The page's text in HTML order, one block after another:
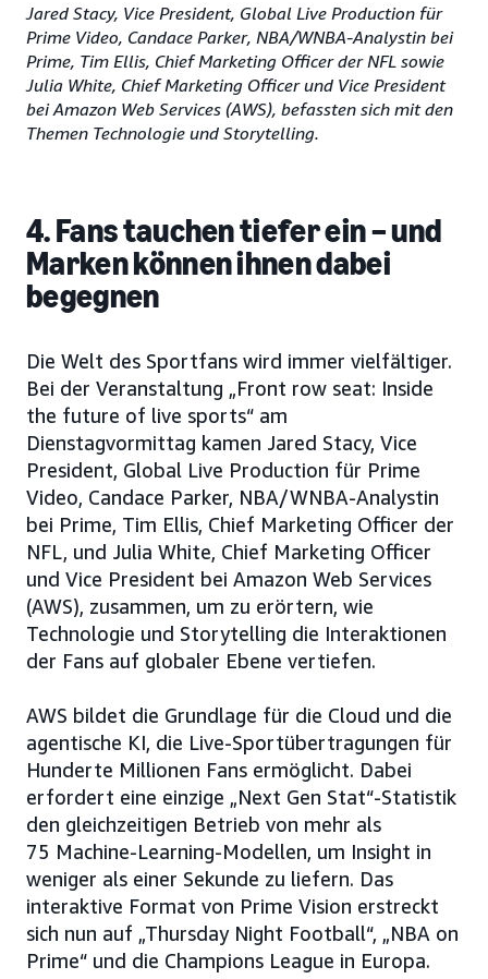
Jared Stacy, Vice President, Global Live Production für
Prime Video, Candace Parker, NBA/WNBA-Analystin bei
Prime, Tim Ellis, Chief Marketing Officer der NFL sowie
Julia White, Chief Marketing Officer und Vice President
bei Amazon Web Services (AWS), befassten sich mit den
Themen Technologie und Storytelling.
4. Fans tauchen tiefer ein – und
Marken können ihnen dabei
begegnen
Die Welt des Sportfans wird immer vielfältiger.
Bei der Veranstaltung „Front row seat: Inside
the future of live sports“ am
Dienstagvormittag kamen Jared Stacy, Vice
President, Global Live Production für Prime
Video, Candace Parker, NBA/WNBA-Analystin
bei Prime, Tim Ellis, Chief Marketing Officer der
NFL, und Julia White, Chief Marketing Officer
und Vice President bei Amazon Web Services
(AWS), zusammen, um zu erörtern, wie
Technologie und Storytelling die Interaktionen
der Fans auf globaler Ebene vertiefen.
AWS bildet die Grundlage für die Cloud und die
agentische KI, die Live-Sportübertragungen für
Hunderte Millionen Fans ermöglicht. Dabei
erfordert eine einzige „Next Gen Stat“-Statistik
den gleichzeitigen Betrieb von mehr als
75 Machine-Learning-Modellen, um Insight in
weniger als einer Sekunde zu liefern. Das
interaktive Format von Prime Vision erstreckt
sich nun auf „Thursday Night Football“, „NBA on
Prime“ und die Champions League in Europa.